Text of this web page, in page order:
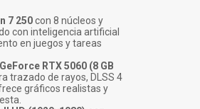
7 250con 8 núcleos y
con inteligencia artificial
en juegos y tareas
RTX 5060 (8 GB
trazado de rayos, DLSS 4
gráficos realistas y